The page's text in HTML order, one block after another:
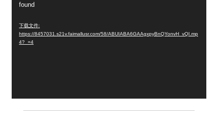
found
下载文件:
https://8457031.s21v.faimallusr.com/58/ABUIABA6GAAgxpyBnQYonvH_vQI.mp
4?_=4